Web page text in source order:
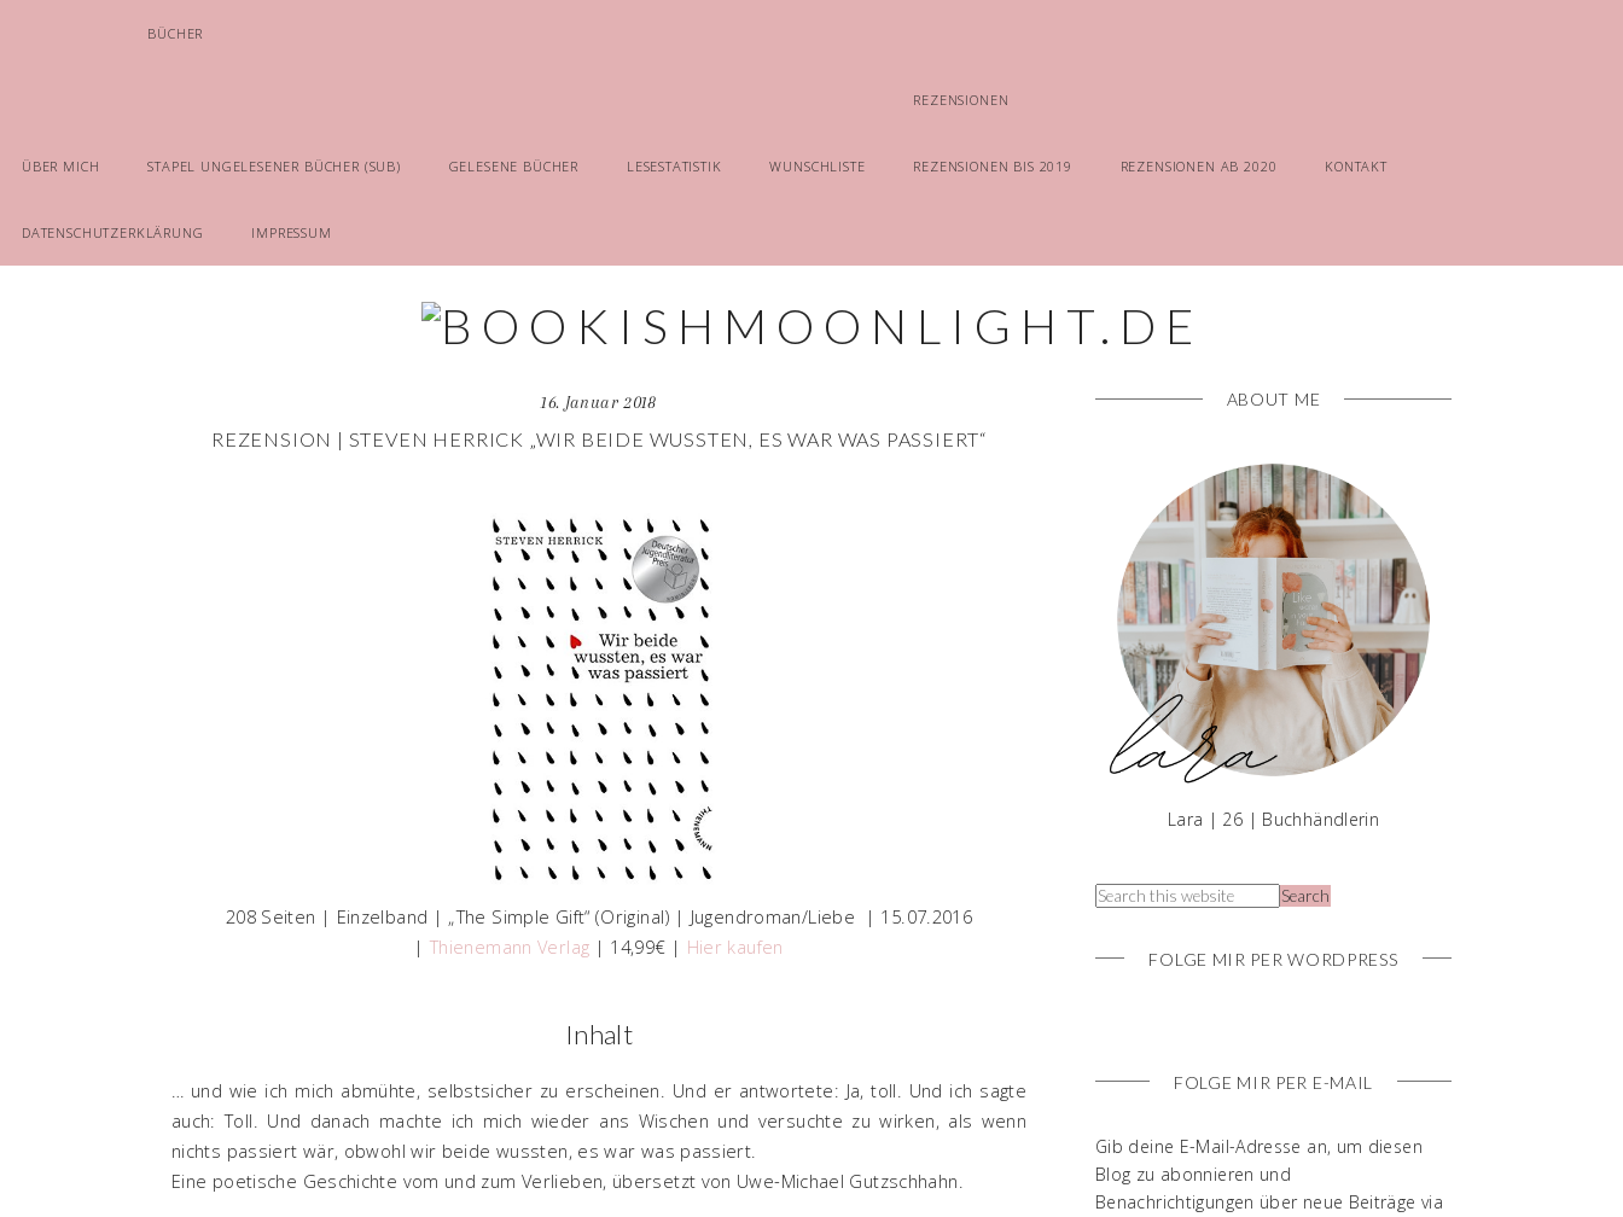
ÜBER MICH
BÜCHER
STAPEL UNGELESENER BÜCHER (SUB) GELESENE BÜCHER LESESTATISTIK WUNSCHLISTE
REZENSIONEN
REZENSIONEN BIS 2019 REZENSIONEN AB 2020 KONTAKT
DATENSCHUTZERKLÄRUNG IMPRESSUM
16. Januar 2018
REZENSION | STEVEN HERRICK „WIR BEIDE WUSSTEN, ES WAR WAS PASSIERT“
208 Seiten | Einzelband | „The Simple Gift“ (Original) | Jugendroman/Liebe | 15.07.2016
|Thienemann Verlag | 14,99€ | Hier kaufen
Inhalt
… und wie ich mich abmühte, selbstsicher zu erscheinen. Und er antwortete: Ja, toll. Und ich sagte
auch: Toll. Und danach machte ich mich wieder ans Wischen und versuchte zu wirken, als wenn
nichts passiert wär, obwohl wir beide wussten, es war was passiert.
Eine poetische Geschichte vom und zum Verlieben, übersetzt von Uwe-Michael Gutzschhahn.
ABOUT ME
Lara | 26 | Buchhändlerin
FOLGE MIR PER WORDPRESS
FOLGE MIR PER E-MAIL
Gib deine E-Mail-Adresse an, um diesen
Blog zu abonnieren und
Benachrichtigungen über neue Beiträge via